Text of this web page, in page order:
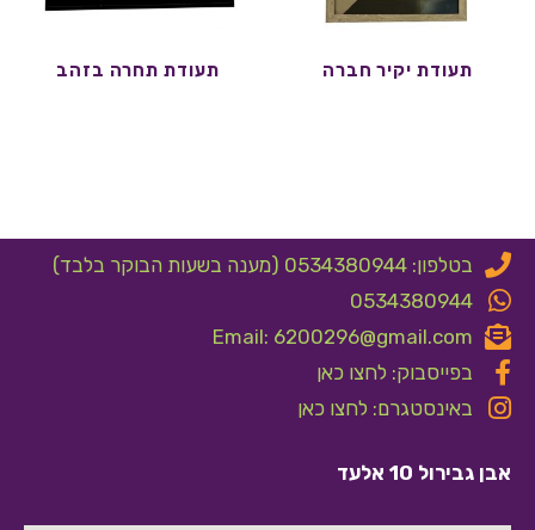
תעודת יקיר חברה תעודת תחרה בזהב
בטלפון: 0534380944 (מענה בשעות הבוקר בלבד)
0534380944
Email: 6200296@gmail.com
בפייסבוק: לחצו כאן
באינסטגרם: לחצו כאן
אבן גבירול 10 אלעד